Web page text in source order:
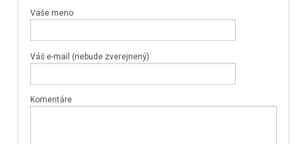
Vaše meno
Váš e-mail (nebude zverejnený)
Komentáre